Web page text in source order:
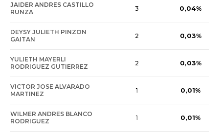
JAIDER ANDRES CASTILLO
RUNZA
3 0,04%
DEYSY JULIETH PINZON
GAITAN
2 0,03%
YULIETH MAYERLI
RODRIGUEZ GUTIERREZ
2 0,03%
VICTOR JOSE ALVARADO
MARTINEZ
1 0,01%
WILMER ANDRES BLANCO
RODRIGUEZ
1 0,01%